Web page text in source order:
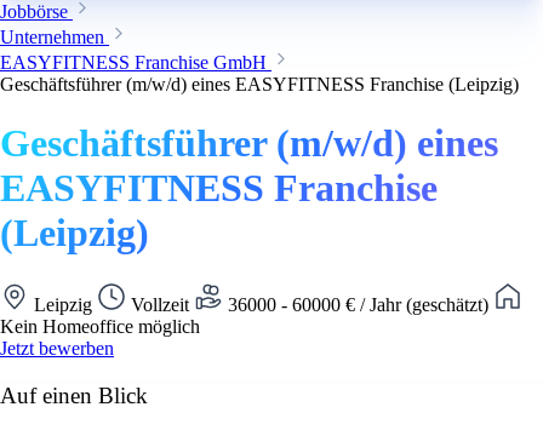
Jobbörse
Unternehmen
EASYFITNESS Franchise GmbH
Geschäftsführer (m/w/d) eines EASYFITNESS Franchise (Leipzig)
Geschäftsführer (m/w/d) eines
EASYFITNESS Franchise
(Leipzig)
Leipzig Vollzeit
36000 - 60000 € / Jahr (geschätzt)
Kein Homeoffice möglich
Jetzt bewerben
Auf einen Blick